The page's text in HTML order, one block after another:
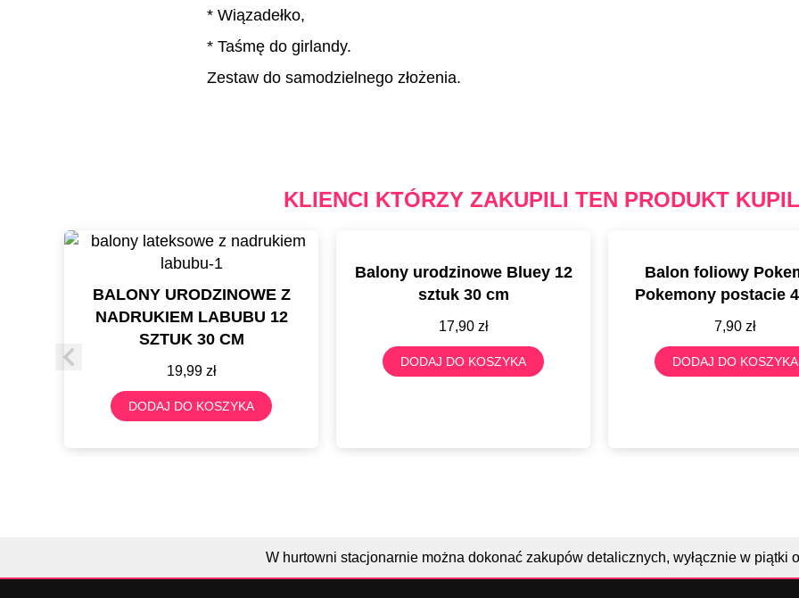
* Wiązadełko,
* Taśmę do girlandy.
Zestaw do samodzielnego złożenia.
KLIENCI KTÓRZY ZAKUPILI TEN PRODUKT
BALONY URODZINOWE Z
NADRUKIEM LABUBU 12
SZTUK 30 CM
19,99 zł
DODAJ DO KOSZYKA
Balony urodzinowe Bluey 12
sztuk 30 cm
17,90 zł
DODAJ DO KOSZYKA
Balon foliowy
Pokemony postacie
7,90 zł
DODAJ DO KOSZYKA
W hurtowni stacjonarnie można dokonać zakupów detalicznych, wyłącznie w piątki